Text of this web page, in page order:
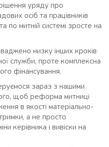
уряду про
осіб та працівників
по митній системі зросте на
низку інших кроків
служби, проте комплексна
фінансування.
зараз з нашими
щоб реформа митниці
в якості матеріально-
а не просто
керівника і вивіски на